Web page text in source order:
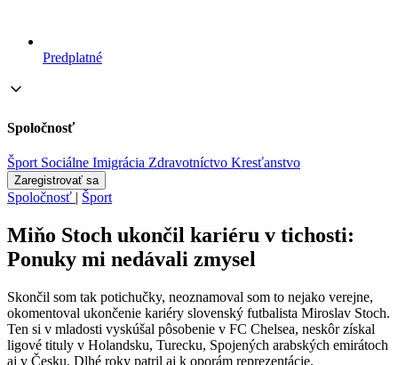
Predplatné
Spoločnosť
Šport Sociálne Imigrácia Zdravotníctvo Kresťanstvo
Zaregistrovať sa
Spoločnosť | Šport
Miňo Stoch ukončil kariéru v tichosti:
Ponuky mi nedávali zmysel
Skončil som tak potichučky, neoznamoval som to nejako verejne,
okomentoval ukončenie kariéry slovenský futbalista Miroslav Stoch.
Ten si v mladosti vyskúšal pôsobenie v FC Chelsea, neskôr získal
ligové tituly v Holandsku, Turecku, Spojených arabských emirátoch
aj v Česku. Dlhé roky patril aj k oporám reprezentácie.